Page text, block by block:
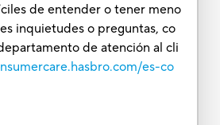
de entender o tener meno
inquietudes o preguntas, co
de atención al cli
es-co